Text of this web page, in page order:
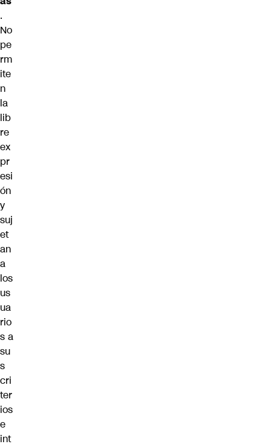
.
No
pe
rm
ite
n
la
lib
re
ex
pr
esi
ón
y
suj
et
an
a
los
us
ua
rio
s a
su
s
cri
ter
ios
e
int